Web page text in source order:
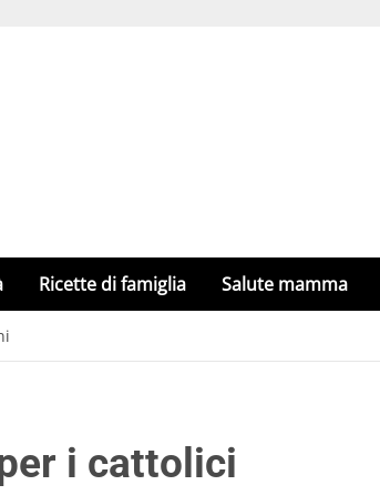
Ricette di famiglia Salute mamma
i cattolici